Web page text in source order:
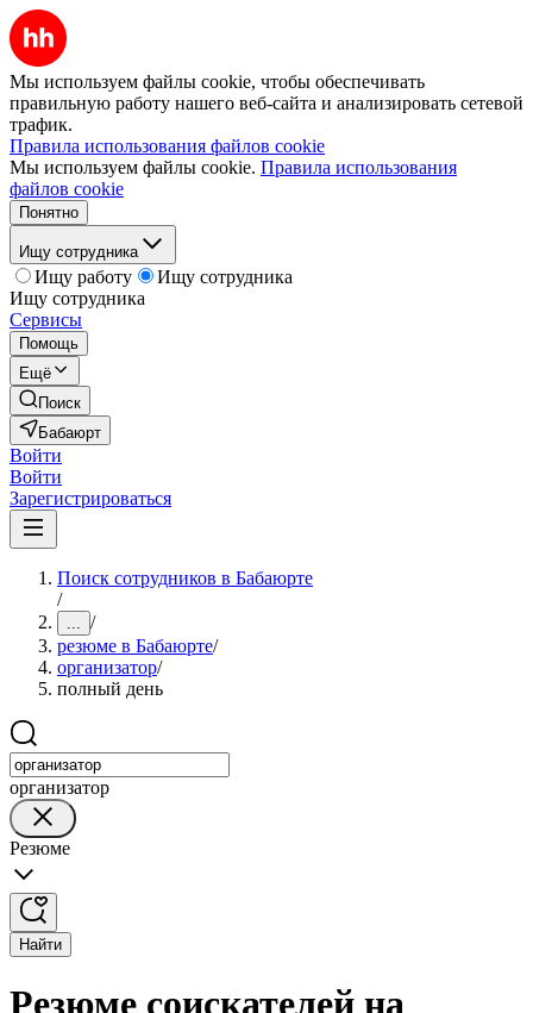
Мы используем файлы cookie, чтобы обеспечивать
правильную работу нашего веб-сайта и анализировать сетевой
трафик.
Правила использования файлов cookie
Мы используем файлы cookie. Правила использования
файлов cookie
Понятно
Ищу сотрудника
Ищу работу
Ищу сотрудника
Ищу сотрудника
Сервисы
Помощь
Ещё
Поиск
Бабаюрт
Войти
Войти
Зарегистрироваться
Поиск сотрудников в Бабаюрте
/
... /
резюме в Бабаюрте/
организатор/
полный день
организатор
Резюме
Найти
Резюме соискателей на